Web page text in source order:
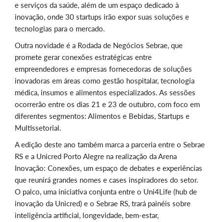
e serviços da saúde, além de um espaço dedicado à
inovação, onde 30 startups irão expor suas soluções e
tecnologias para o mercado.
Outra novidade é a Rodada de Negócios Sebrae, que
promete gerar conexões estratégicas entre
empreendedores e empresas fornecedoras de soluções
inovadoras em áreas como gestão hospitalar, tecnologia
médica, insumos e alimentos especializados. As sessões
ocorrerão entre os dias 21 e 23 de outubro, com foco em
diferentes segmentos: Alimentos e Bebidas, Startups e
Multissetorial.
A edição deste ano também marca a parceria entre o Sebrae
RS e a Unicred Porto Alegre na realização da Arena
Inovação: Conexões, um espaço de debates e experiências
que reunirá grandes nomes e cases inspiradores do setor.
O palco, uma iniciativa conjunta entre o Uni4Life (hub de
inovação da Unicred) e o Sebrae RS, trará painéis sobre
inteligência artificial, longevidade, bem-estar,